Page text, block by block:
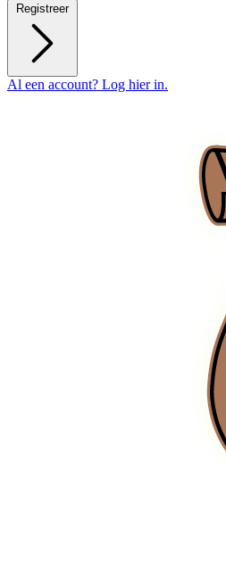
Registreer
Al een account? Log hier in.